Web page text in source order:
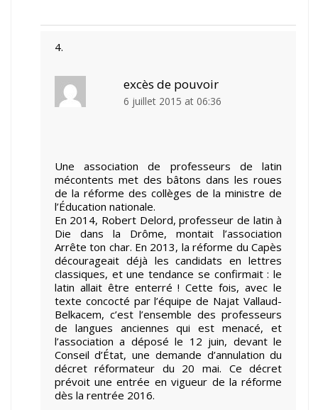
excès de pouvoir
6 juillet 2015 at 06:36
Une association de professeurs de latin
mécontents met des bâtons dans les roues
de la réforme des collèges de la ministre de
l’Éducation nationale.
En 2014, Robert Delord, professeur de latin à
Die dans la Drôme, montait l’association
Arrête ton char. En 2013, la réforme du Capès
décourageait déjà les candidats en lettres
classiques, et une tendance se confirmait : le
latin allait être enterré ! Cette fois, avec le
texte concocté par l’équipe de Najat Vallaud-
Belkacem, c’est l’ensemble des professeurs
de langues anciennes qui est menacé, et
l’association a déposé le 12 juin, devant le
Conseil d’État, une demande d’annulation du
décret réformateur du 20 mai. Ce décret
prévoit une entrée en vigueur de la réforme
dès la rentrée 2016.